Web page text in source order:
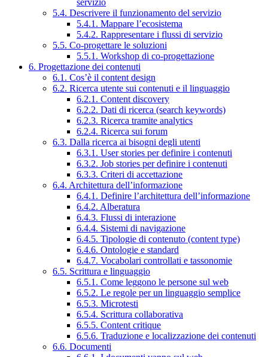
servizio
5.4. Descrivere il funzionamento del servizio
5.4.1. Mappare l’ecosistema
5.4.2. Rappresentare i flussi di servizio
5.5. Co-progettare le soluzioni
5.5.1. Workshop di co-progettazione
6. Progettazione dei contenuti
6.1. Cos’è il content design
6.2. Ricerca utente sui contenuti e il linguaggio
6.2.1. Content discovery
6.2.2. Dati di ricerca (search keywords)
6.2.3. Ricerca tramite analytics
6.2.4. Ricerca sui forum
6.3. Dalla ricerca ai bisogni degli utenti
6.3.1. User stories per definire i contenuti
6.3.2. Job stories per definire i contenuti
6.3.3. Criteri di accettazione
6.4. Architettura dell’informazione
6.4.1. Definire l’architettura dell’informazione
6.4.2. Alberatura
6.4.3. Flussi di interazione
6.4.4. Sistemi di navigazione
6.4.5. Tipologie di contenuto (content type)
6.4.6. Ontologie e standard
6.4.7. Vocabolari controllati e tassonomie
6.5. Scrittura e linguaggio
6.5.1. Come leggono le persone sul web
6.5.2. Le regole per un linguaggio semplice
6.5.3. Microtesti
6.5.4. Scrittura collaborativa
6.5.5. Content critique
6.5.6. Traduzione e localizzazione dei contenuti
6.6. Documenti